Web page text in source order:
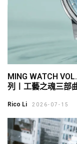
MING WATCH
列〡工藝之魂三部
Rico Li 2026-07-15